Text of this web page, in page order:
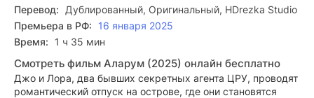
Перевод:
Дублированный, Оригинальный, HDrezka Studio
Премьера в РФ:
16 января 2025
Время:
1 ч 35 мин
Смотреть фильм Аларум (2025) онлайн бесплатно
Джо и Лора, два бывших секретных агента ЦРУ, проводят
романтический отпуск на острове, где они становятся